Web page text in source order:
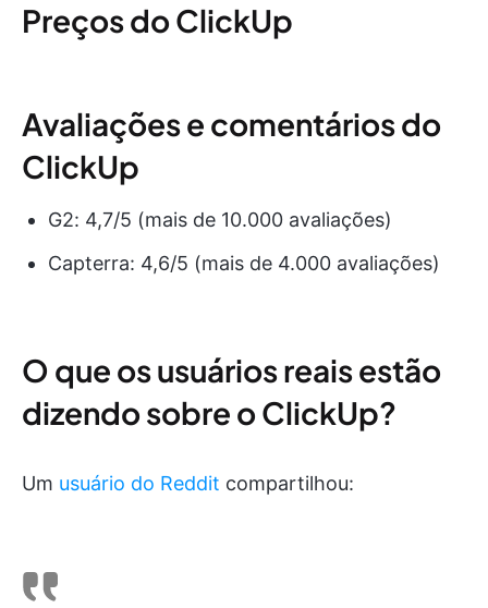
Preços do ClickUp
Avaliações e comentários do
ClickUp
G2: 4,7/5 (mais de 10.000 avaliações)
Capterra: 4,6/5 (mais de 4.000 avaliações)
O que os usuários reais estão
dizendo sobre o ClickUp?
Um usuário do Reddit compartilhou: